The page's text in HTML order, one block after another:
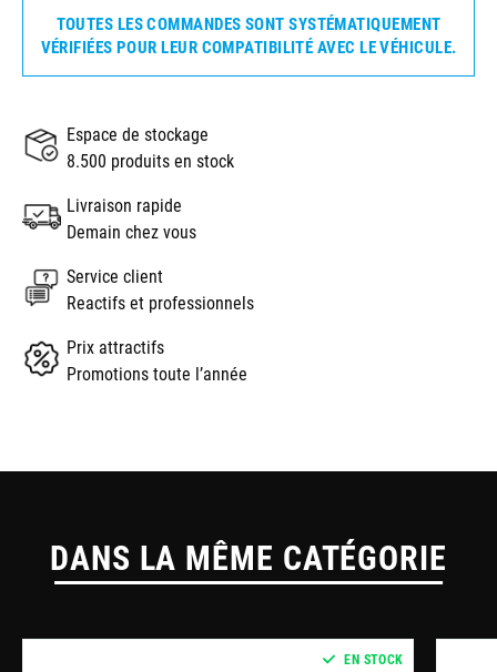
TOUTES LES COMMANDES SONT SYSTÉMATIQUEMENT
VÉRIFIÉES POUR LEUR COMPATIBILITÉ AVEC LE VÉHICULE.
Espace de stockage
8.500 produits en stock
Livraison rapide
Demain chez vous
Service client
Reactifs et professionnels
Prix attractifs
Promotions toute l’année
DANS LA MÊME CATÉGORIE
EN STOCK